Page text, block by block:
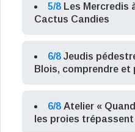
5/8 Les Mercredis
Cactus Candies
6/8 Jeudis
Blois, comprendre et
6/8 Atelier «
les proies